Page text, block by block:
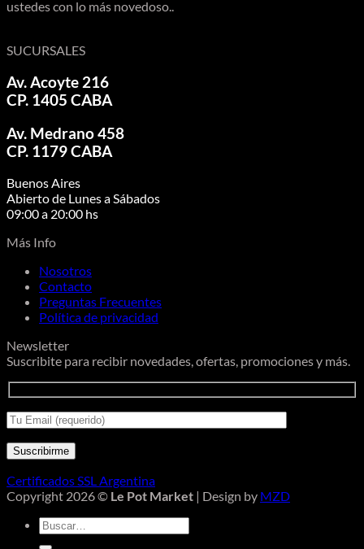
ustedes con lo más novedoso..
SUCURSALES
Av. Acoyte 216
CP. 1405 CABA
Av. Medrano 458
CP. 1179 CABA
Buenos Aires
Abierto de Lunes a Sábados
09:00 a 20:00 hs
Más Info
Nosotros
Contacto
Preguntas Frecuentes
Política de privacidad
Newsletter
Suscribite para recibir novedades, ofertas, promociones y más.
Certificados SSL Argentina
Copyright 2026 © Le Pot Market | Design by MZD
Buscar
por: